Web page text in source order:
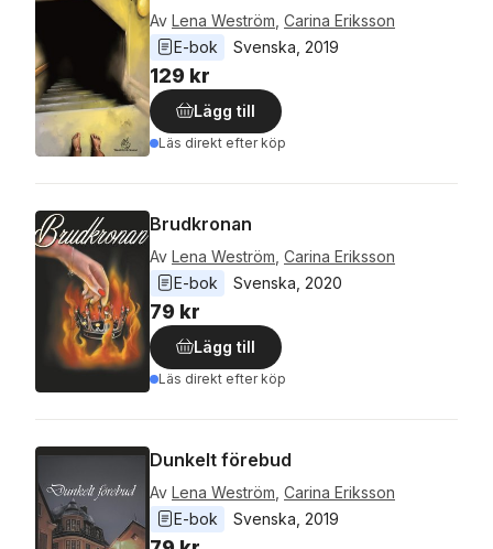
Av Lena Weström Carina Eriksson
E-bok
Svenska 2019
129 kr
Lägg till
Läs direkt efter köp
Brudkronan
Av Lena Weström Carina Eriksson
E-bok
Svenska 2020
79 kr
Lägg till
Läs direkt efter köp
Dunkelt förebud
Av Lena Weström Carina Eriksson
E-bok
Svenska 2019